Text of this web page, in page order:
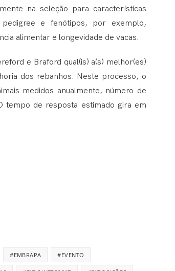
na seleção para características
e fenótipos, por exemplo,
alimentar e longevidade de vacas.
e Braford qual(is) a(s) melhor(es)
dos rebanhos. Neste processo, o
medidos anualmente, número de
tempo de resposta estimado gira em
#EMBRAPA #EVENTO